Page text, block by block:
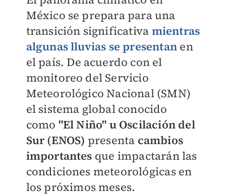
México se prepara para una
transición significativa mientras
algunas lluvias se presentan en
el país. De acuerdo con el
monitoreo del Servicio
Meteorológico Nacional (SMN)
el sistema global conocido
como "El Niño" u Oscilación del
Sur (ENOS) presenta cambios
importantes que impactarán las
condiciones meteorológicas en
los próximos meses.